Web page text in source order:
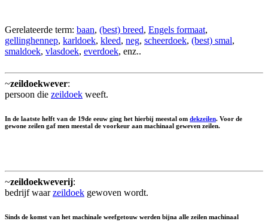
Gerelateerde term: baan, (best) breed, Engels formaat,
gellinghennep, karldoek, kleed, neg, scheerdoek, (best) smal,
smaldoek, vlasdoek, everdoek, enz..
~zeildoekwever:
persoon die zeildoek weeft.
In de laatste helft van de 19de eeuw ging het hierbij meestal om dekzeilen. Voor de
gewone zeilen gaf men meestal de voorkeur aan machinaal geweven zeilen.
~zeildoekweverij:
bedrijf waarzeildoek gewoven wordt.
Sinds de komst van het machinale weefgetouw werden bijna alle zeilen machinaal